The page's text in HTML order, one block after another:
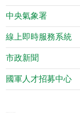
中央氣象署
線上即時服務系統
市政新聞
國軍人才招募中心